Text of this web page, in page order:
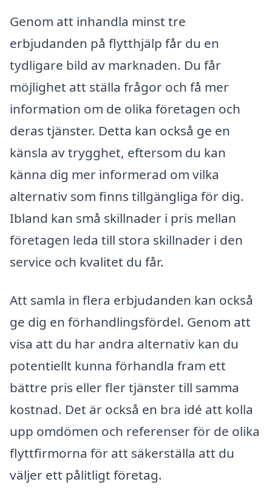
Genom att inhandla minst tre
erbjudanden på flytthjälp får du en
tydligare bild av marknaden. Du får
möjlighet att ställa frågor och få mer
information om de olika företagen och
deras tjänster. Detta kan också ge en
känsla av trygghet, eftersom du kan
känna dig mer informerad om vilka
alternativ som finns tillgängliga för dig.
Ibland kan små skillnader i pris mellan
företagen leda till stora skillnader i den
service och kvalitet du får.
Att samla in flera erbjudanden kan också
ge dig en förhandlingsfördel. Genom att
visa att du har andra alternativ kan du
potentiellt kunna förhandla fram ett
bättre pris eller fler tjänster till samma
kostnad. Det är också en bra idé att kolla
upp omdömen och referenser för de olika
flyttfirmorna för att säkerställa att du
väljer ett pålitligt företag.